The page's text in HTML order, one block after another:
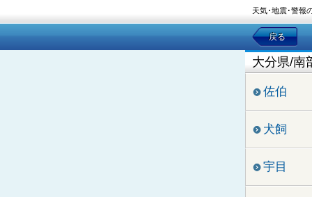
天気･地震･警報
戻る
大分県/南
佐伯
犬飼
宇目